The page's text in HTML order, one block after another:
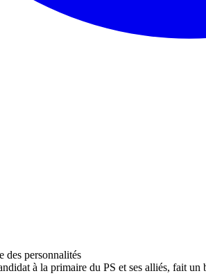
à la primaire du PS et ses alliés, fait un